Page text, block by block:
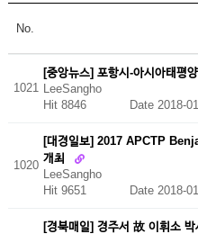
No.
1021
[중앙뉴스] 포항시-아시아태평
LeeSangho
Hit 8846
Date 2018-
1020
[대경일보] 2017 APCTP
개최
LeeSangho
Hit 9651 Date 2018-
[경북매일] 경주서 故 이휘소